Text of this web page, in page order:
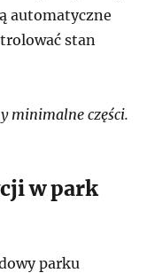
automatyczne
stan
minimalne części.
w park
parku